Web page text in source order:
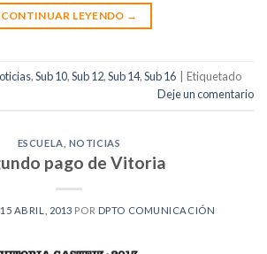
CONTINUAR LEYENDO →
,Sub 10,Sub 12,Sub 14,Sub 16
Etiquetado
Deje un comentario
ESCUELA NOTICIAS
pago de Vitoria
15 ABRIL, 2013 POR DPTO COMUNICACIÓN